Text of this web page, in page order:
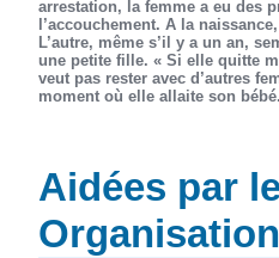
arrestation, la femme a eu des
l’accouchement. A la
L’autre, même s’il y a un an,
une petite fille. « Si elle quitte
veut pas rester avec d’autres
moment où elle allaite son bébé.
Aidées par